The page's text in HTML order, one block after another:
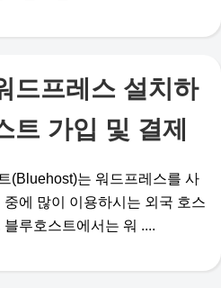
드프레스 설치하
트 가입 및 결제
(Bluehost)는 워드프레스를 사
중에 많이 이용하시는 외국 호스
블루호스트에서는 워 ....